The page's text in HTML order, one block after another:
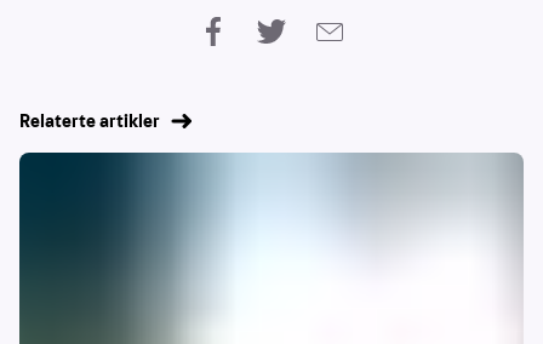
Relaterte artikler